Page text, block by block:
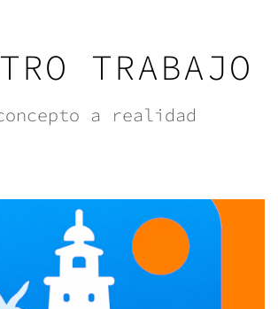
TRABAJO
a realidad